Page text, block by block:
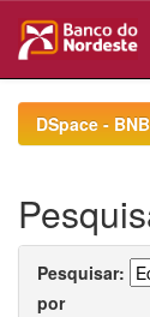
navigationDSpace -
Pesquisar:
por